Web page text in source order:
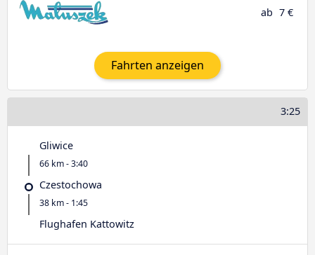
ab 7 €
Fahrten anzeigen
3:25
Gliwice
66 km - 3:40
Czestochowa
38 km - 1:45
Flughafen Kattowitz